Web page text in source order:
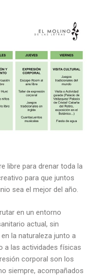
libre para drenar toda la
para que juntos
sea el mejor del año.
en un entorno
actual, sin
la naturaleza junto a
a las actividades físicas
corporal son los
siempre, acompañados